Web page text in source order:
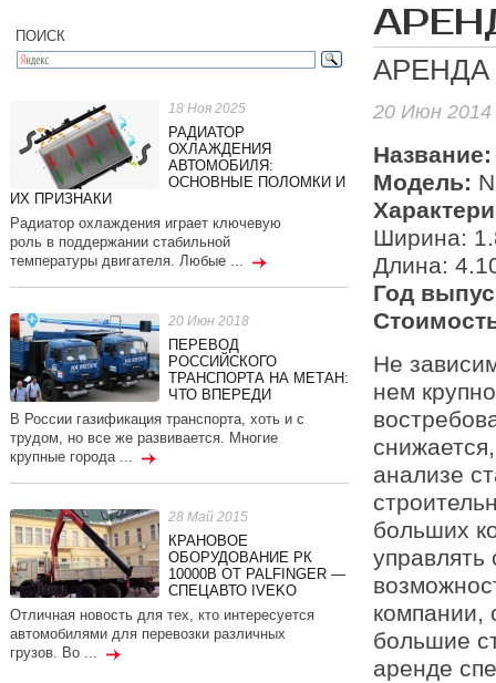
АРЕНДА
20 Июн 2014
Название:
Модель:
Ширина:
Длина:
Год
Не
нем
анализе
больших
компании,
большие
аренде
ПОИСК
18 Ноя 2025
РАДИАТОР
ОХЛАЖДЕНИЯ
АВТОМОБИЛЯ:
ОСНОВНЫЕ ПОЛОМКИ И
ИХ ПРИЗНАКИ
Радиатор охлаждения играет ключевую
роль в поддержании стабильной
температуры двигателя. Любые ...
20 Июн 2018
ПЕРЕВОД
РОССИЙСКОГО
ТРАНСПОРТА НА МЕТАН:
ЧТО ВПЕРЕДИ
В России газификация транспорта, хоть и с
трудом, но все же развивается. Многие
крупные города ...
28 Май 2015
КРАНОВОЕ
ОБОРУДОВАНИЕ РК
10000В ОТ PALFINGER —
СПЕЦАВТО IVEKO
Отличная новость для тех, кто интересуется
автомобилями для перевозки различных
грузов. Во ...